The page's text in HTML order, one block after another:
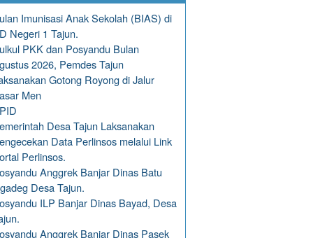
Imunisasi Anak Sekolah (BIAS) di
Negeri 1 Tajun.
PKK dan Posyandu Bulan
2026, Pemdes Tajun
Gotong Royong di Jalur
Men
Desa Tajun Laksanakan
Data Perlinsos melalui Link
Perlinsos.
Anggrek Banjar Dinas Batu
Desa Tajun.
ILP Banjar Dinas Bayad, Desa
Anggrek Banjar Dinas Pasek